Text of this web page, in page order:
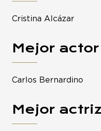
Cristina Alcázar
Mejor
Carlos Bernardino
Mejor